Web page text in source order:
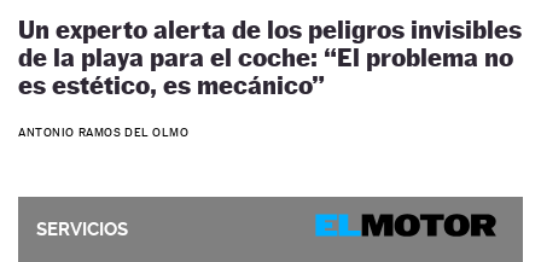
Un experto alerta de los peligros invisibles
de la playa para el coche: “El problema no
es estético, es mecánico”
ANTONIO RAMOS DEL OLMO